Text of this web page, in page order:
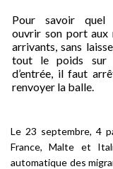
Pour savoir quel
ouvrir son port aux
arrivants, sans
tout le poids sur
d’entrée, il faut
renvoyer la balle.
Le 23 septembre, 4
France, Malte et
automatique des